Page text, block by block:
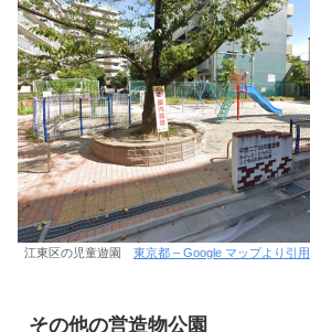
江東区の児童遊園 東京都 – Google マップより引用
その他の営造物公園